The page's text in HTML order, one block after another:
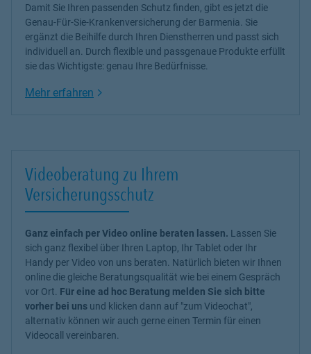
Damit Sie Ihren passenden Schutz finden, gibt es jetzt die
Genau-Für-Sie-Krankenversicherung der Barmenia. Sie
ergänzt die Beihilfe durch Ihren Dienstherren und passt sich
individuell an. Durch flexible und passgenaue Produkte erfüllt
sie das Wichtigste: genau Ihre Bedürfnisse.
Mehr erfahren Link Opens in New Tab
Videoberatung zu Ihrem
Versicherungsschutz
Ganz einfach per Video online beraten lassen. Lassen Sie
sich ganz flexibel über Ihren Laptop, Ihr Tablet oder Ihr
Handy per Video von uns beraten. Natürlich bieten wir Ihnen
online die gleiche Beratungsqualität wie bei einem Gespräch
vor Ort. Für eine ad hoc Beratung melden Sie sich bitte
vorher bei uns und klicken dann auf "zum Videochat",
alternativ können wir auch gerne einen Termin für einen
Videocall vereinbaren.